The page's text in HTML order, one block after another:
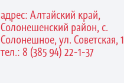
адрес: Алтайский край,
Солонешенский район, с.
Солонешное, ул. Советская, 1
тел.: 8 (385 94) 22-1-37